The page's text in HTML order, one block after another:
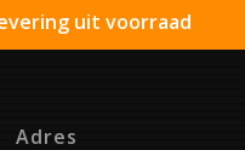
uit voorraad
Adres